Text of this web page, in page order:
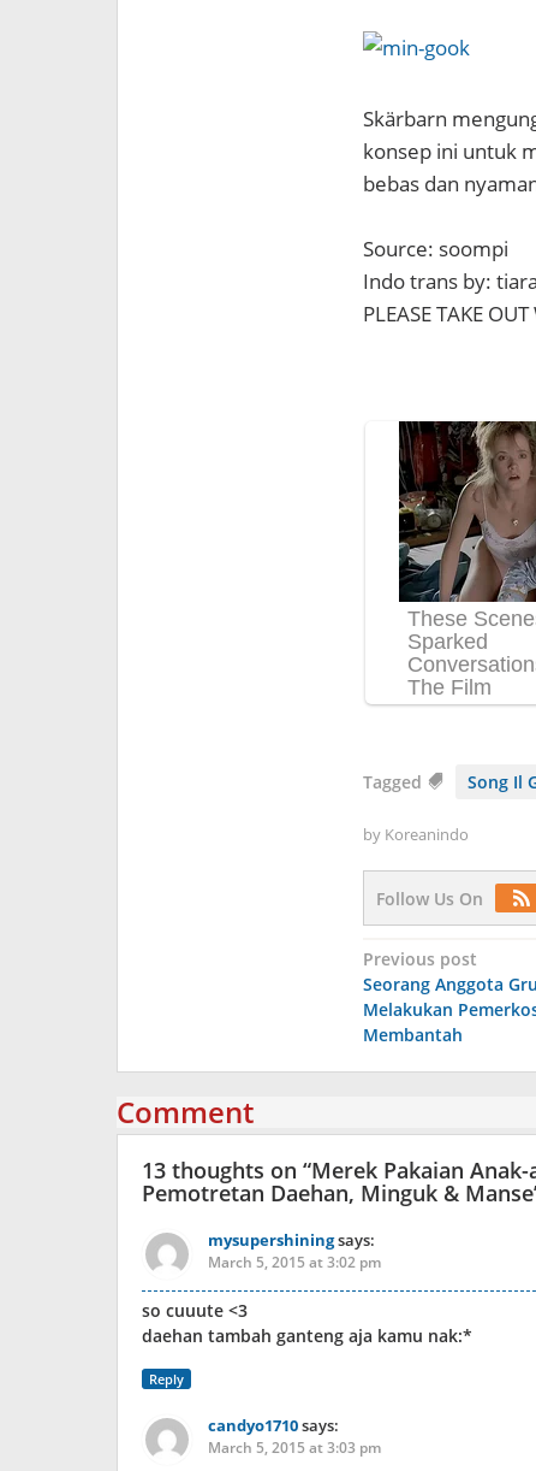
Skärbarn
konsep ini untuk
bebas dan
Source: soompi
Indo trans by:
PLEASE TAKE
Tagged Song Il
by Koreanindo
Follow Us On
Post
navigation
Previous post
Seorang Anggota
Melakukan
Membantah
Comment
13 thoughts on “Merek Pakaian
Pemotretan Daehan, Minguk & Manse
mysupershiningsays:
March 5, 2015 at 3:02 pm
so cuuute <3
daehan tambah ganteng aja kamu nak:*
Reply
candyo1710says:
March 5, 2015 at 3:03 pm